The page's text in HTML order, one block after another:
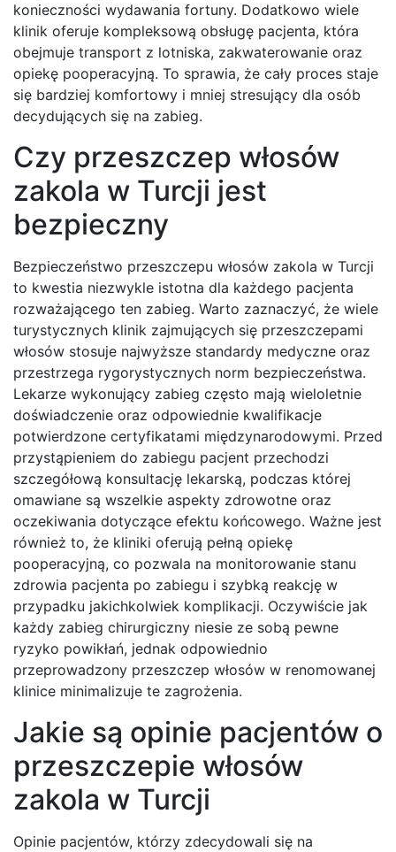
konieczności wydawania fortuny. Dodatkowo wiele
klinik oferuje kompleksową obsługę pacjenta, która
obejmuje transport z lotniska, zakwaterowanie oraz
opiekę pooperacyjną. To sprawia, że cały proces staje
się bardziej komfortowy i mniej stresujący dla osób
decydujących się na zabieg.
Czy przeszczep włosów
zakola w Turcji jest
bezpieczny
Bezpieczeństwo przeszczepu włosów zakola w Turcji
to kwestia niezwykle istotna dla każdego pacjenta
rozważającego ten zabieg. Warto zaznaczyć, że wiele
turystycznych klinik zajmujących się przeszczepami
włosów stosuje najwyższe standardy medyczne oraz
przestrzega rygorystycznych norm bezpieczeństwa.
Lekarze wykonujący zabieg często mają wieloletnie
doświadczenie oraz odpowiednie kwalifikacje
potwierdzone certyfikatami międzynarodowymi. Przed
przystąpieniem do zabiegu pacjent przechodzi
szczegółową konsultację lekarską, podczas której
omawiane są wszelkie aspekty zdrowotne oraz
oczekiwania dotyczące efektu końcowego. Ważne jest
również to, że kliniki oferują pełną opiekę
pooperacyjną, co pozwala na monitorowanie stanu
zdrowia pacjenta po zabiegu i szybką reakcję w
przypadku jakichkolwiek komplikacji. Oczywiście jak
każdy zabieg chirurgiczny niesie ze sobą pewne
ryzyko powikłań, jednak odpowiednio
przeprowadzony przeszczep włosów w renomowanej
klinice minimalizuje te zagrożenia.
Jakie są opinie pacjentów o
przeszczepie włosów
zakola w Turcji
Opinie pacjentów, którzy zdecydowali się na